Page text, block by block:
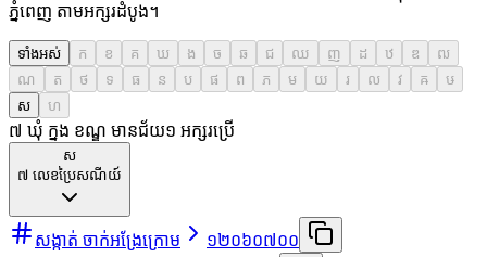
ភ្នំពេញ តាមអក្សរដំបូង។
ទាំងអស់ ក ខ គ ឃ ង ច ឆ ជ ឈ ញ ដ ឋ ឌ
ឍ
ណ
ត ថ ទ ធ ន ប ផ ព ភ ម យ រ ល វ ឝ
ឞ
ស
ហ
៧ ឃុំ ក្នុង ខណ្ឌ មានជ័យ១ អក្សរប្រើ
ស
៧ លេខប្រៃសណីយ៍
សង្កាត់ ចាក់អង្រែក្រោម
១២០៦០៧០០